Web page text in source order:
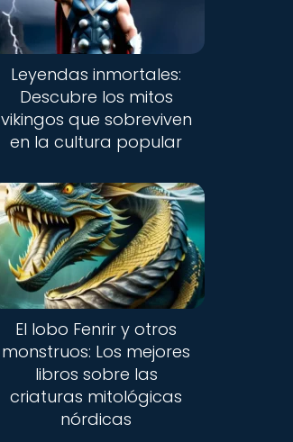
Leyendas inmortales:
Descubre los mitos
vikingos que sobreviven
en la cultura popular
El lobo Fenrir y otros
monstruos: Los mejores
libros sobre las
criaturas mitológicas
nórdicas